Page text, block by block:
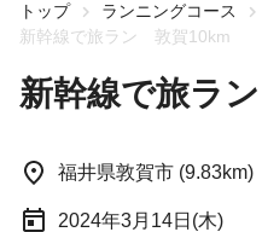
トップ ランニングコース
新幹線で旅ラン 敦賀10km
新幹線で旅ラ
福井県敦賀市 (9.83km)
2024年3月14日(木)